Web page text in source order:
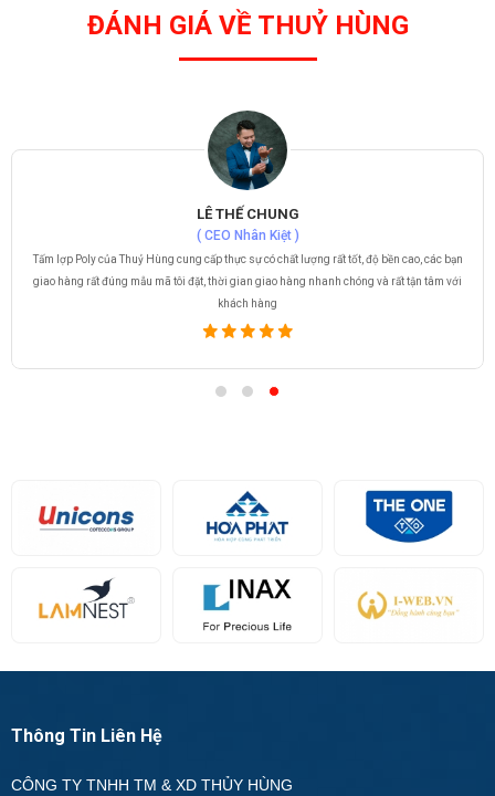
ĐÁNH GIÁ VỀ THUỶ HÙNG
LÊ THẾ CHUNG
( CEO Nhân Kiệt )
Tấm lợp Poly của Thuỷ Hùng cung cấp thực sự có chất lượng rất tốt, độ bền cao, các bạn
giao hàng rất đúng mẫu mã tôi đặt, thời gian giao hàng nhanh chóng và rất tận tâm với
khách hàng
Thông Tin Liên Hệ
CÔNG TY TNHH TM & XD THỦY HÙNG